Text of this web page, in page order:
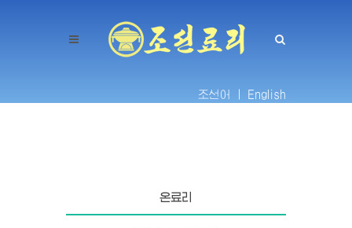
조선어 | English
온료리